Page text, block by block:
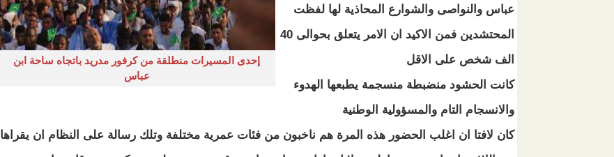
إحدى المسيرات منطلقة من كرفور مدريد باتجاه ساحة ابن
عباس
عباس والنواصى والشوارع المحاذية لها لفظت
المحتشدين فمن الاكيد ان الامر يتعلق بحوالى 40
الف شخص على الاقل
كانت الحشود منضبطة منسجمة يطبعها الهدوء
والانسجام التام والمسؤولية الوطنية
كان لافتا ان اغلب الحضور هذه المرة هم ناخبون من فئات عمرية مختلفة وتلك رسالة على النظام ان يقراها